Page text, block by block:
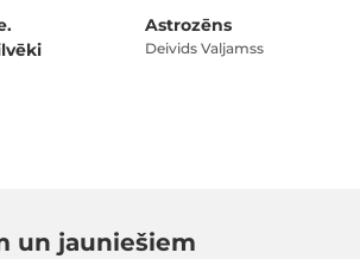
Astrozēns
Deivids Valjamss
un jauniešiem